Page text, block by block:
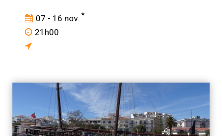
07 - 16 nov. *
21h00